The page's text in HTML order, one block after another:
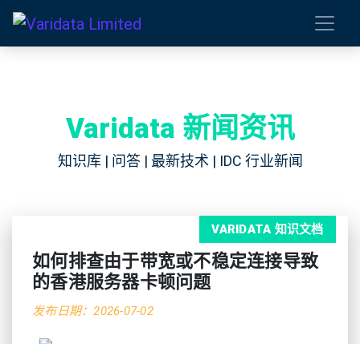
Varidata 新闻资讯
知识库 | 问答 | 最新技术 | IDC 行业新闻
VARIDATA 知识文档
如何排查由于带宽或不稳定连接导致
的香港服务器卡顿问题
发布日期：2026-07-02